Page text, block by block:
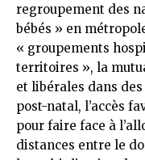
regroupement des
bébés » en
« groupements
territoires », la
et libérales dans
post-natal, l’accès
pour faire face à
distances entre le